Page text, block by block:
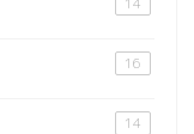
16
14